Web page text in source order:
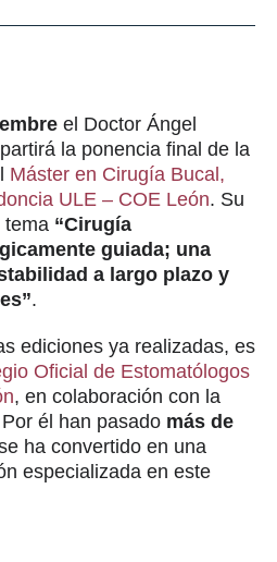
el Doctor Ángel
la ponencia final de la
Máster en Cirugía Bucal,
ULE – COE León. Su
tema “Cirugía
guiada; una
a largo plazo y
.
ediciones ya realizadas, es
Oficial de Estomatólogos
, en colaboración con la
él han pasado más de
ha convertido en una
especializada en este